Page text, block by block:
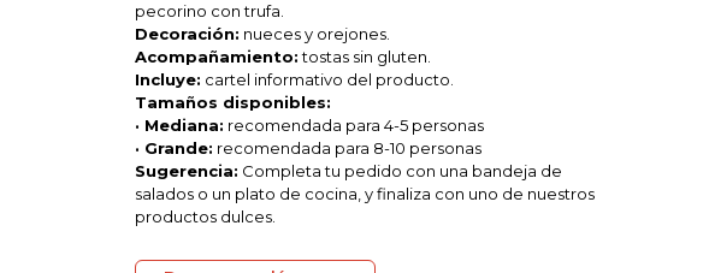
pecorino con trufa.
Decoración: nueces y orejones.
Acompañamiento:tostas sin gluten.
Incluye: cartel informativo del producto.
Tamaños disponibles:
· Mediana: recomendada para 4-5 personas
· Grande: recomendada para 8-10 personas
Sugerencia: Completa tu pedido con una bandeja de
salados o un plato de cocina, y finaliza con uno de nuestros
productos dulces.